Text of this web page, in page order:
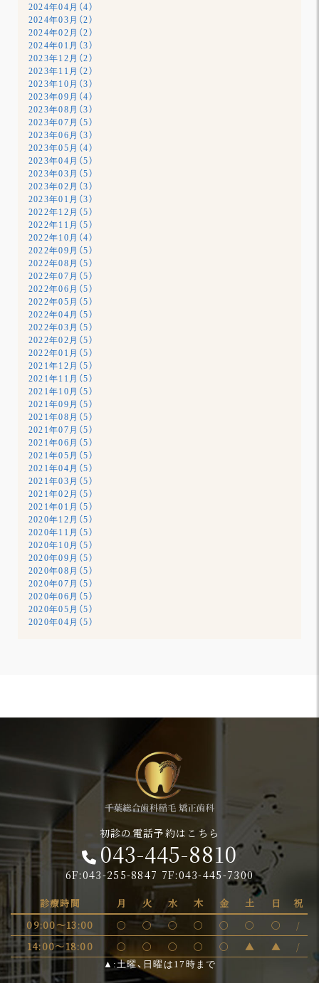
2024年04月（4）
2024年03月（2）
2024年02月（2）
2024年01月（3）
2023年12月（2）
2023年11月（2）
2023年10月（3）
2023年09月（4）
2023年08月（3）
2023年07月（5）
2023年06月（3）
2023年05月（4）
2023年04月（5）
2023年03月（5）
2023年02月（3）
2023年01月（3）
2022年12月（5）
2022年11月（5）
2022年10月（4）
2022年09月（5）
2022年08月（5）
2022年07月（5）
2022年06月（5）
2022年05月（5）
2022年04月（5）
2022年03月（5）
2022年02月（5）
2022年01月（5）
2021年12月（5）
2021年11月（5）
2021年10月（5）
2021年09月（5）
2021年08月（5）
2021年07月（5）
2021年06月（5）
2021年05月（5）
2021年04月（5）
2021年03月（5）
2021年02月（5）
2021年01月（5）
2020年12月（5）
2020年11月（5）
2020年10月（5）
2020年09月（5）
2020年08月（5）
2020年07月（5）
2020年06月（5）
2020年05月（5）
2020年04月（5）
初診の電話予約はこちら
043-445-8810
6F:043-255-8847 7F:043-445-7300
診療時間 月 火 水 木 金 土 日
祝
09:00～13:00
〇 〇 〇 〇 〇 〇 〇
/
14:00～18:00
〇 〇 〇 〇 〇 ▲ ▲ /
▲:土曜、日曜は17時まで